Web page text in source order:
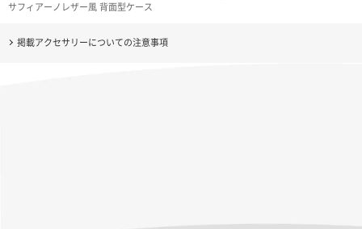
サフィアーノレザー風 背面型ケース
掲載アクセサリーについての注意事項